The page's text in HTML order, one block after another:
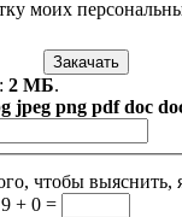
моих
2 МБ.
jpeg png pdf doc
чтобы
9 + 0 =